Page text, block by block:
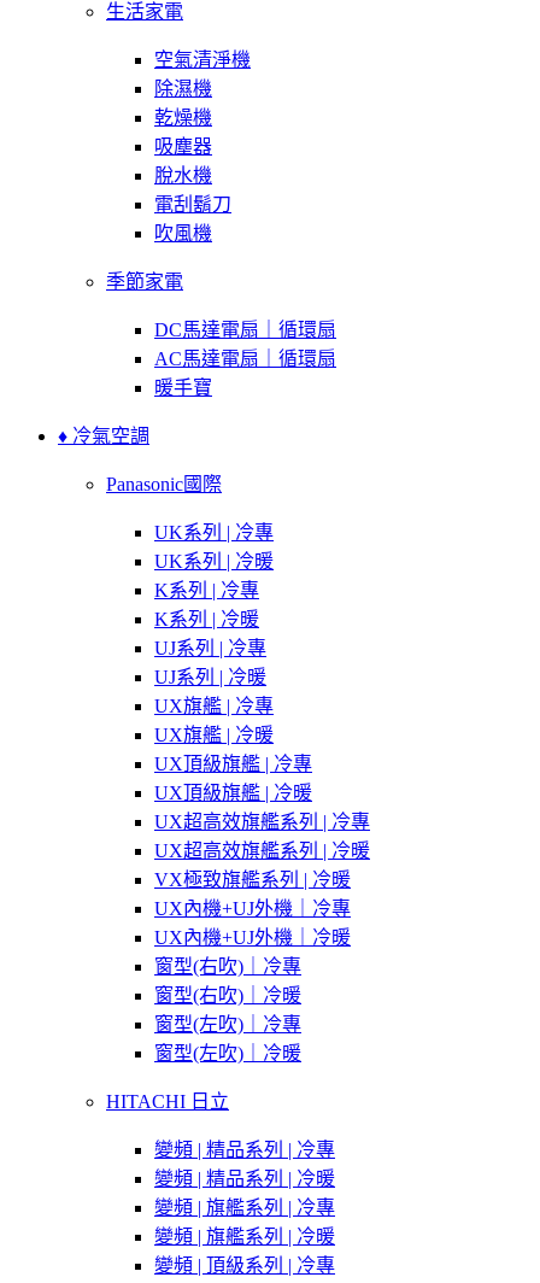
生活家電
空氣清淨機
除濕機
乾燥機
吸塵器
脫水機
電刮鬍刀
吹風機
季節家電
DC馬達電扇｜循環扇
AC馬達電扇｜循環扇
暖手寶
♦ 冷氣空調
Panasonic國際
UK系列 | 冷專
UK系列 | 冷暖
K系列 | 冷專
K系列 | 冷暖
UJ系列 | 冷專
UJ系列 | 冷暖
UX旗艦 | 冷專
UX旗艦 | 冷暖
UX頂級旗艦 | 冷專
UX頂級旗艦 | 冷暖
UX超高效旗艦系列 | 冷專
UX超高效旗艦系列 | 冷暖
VX極致旗艦系列 | 冷暖
UX內機+UJ外機｜冷專
UX內機+UJ外機｜冷暖
窗型(右吹)｜冷專
窗型(右吹)｜冷暖
窗型(左吹)｜冷專
窗型(左吹)｜冷暖
HITACHI 日立
變頻 | 精品系列 | 冷專
變頻 | 精品系列 | 冷暖
變頻 | 旗艦系列 | 冷專
變頻 | 旗艦系列 | 冷暖
變頻 | 頂級系列 | 冷專